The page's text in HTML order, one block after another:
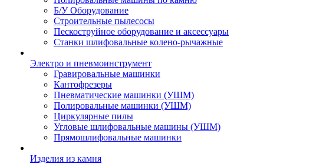
Б/У Оборудование
Строительные пылесосы
Пескоструйное оборудование и аксессуары
Станки шлифовальные колено-рычажные
Электро и пневмоинструмент
Гравировальные машинки
Кантофрезеры
Пневматические машинки (УШМ)
Полировальные машинки (УШМ)
Циркулярные пилы
Угловые шлифовальные машины (УШМ)
Прямошлифовальные машинки
Изделия из камня